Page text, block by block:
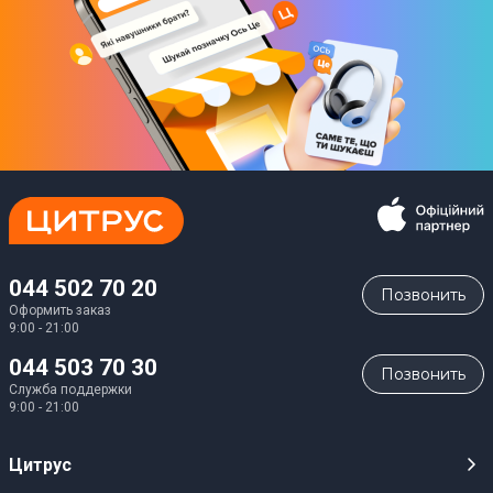
Объём морозильной камеры
Система охлаждения морозильной камеры
9 кг/сутки
6
No Frost
044 502 70 20
Оформить заказ
9:00 - 21:00
Позвонить
044 503 70 30
Служба поддержки
9:00 - 21:00
Позвонить
Цитрус